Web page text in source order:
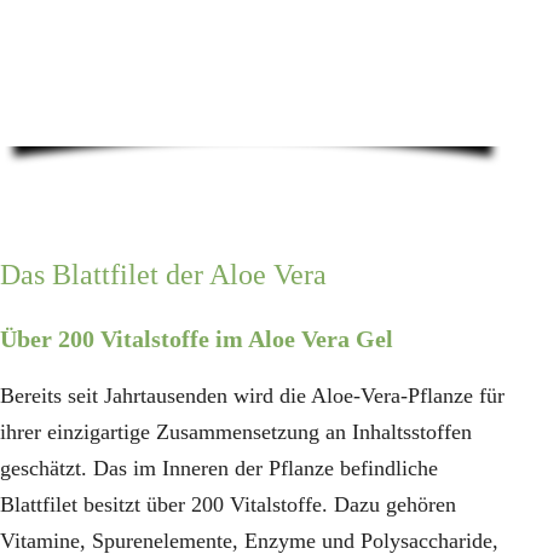
Das Blattfilet der Aloe Vera
Über 200 Vitalstoffe im Aloe Vera Gel
Bereits seit Jahrtausenden wird die Aloe-Vera-Pflanze für
ihrer einzigartige Zusammensetzung an Inhaltsstoffen
geschätzt. Das im Inneren der Pflanze befindliche
Blattfilet besitzt über 200 Vitalstoffe. Dazu gehören
Vitamine, Spurenelemente, Enzyme und Polysaccharide,